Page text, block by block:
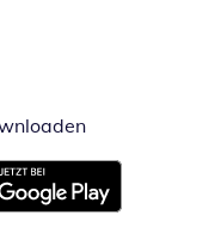
Öffnet in
neuem Fenster